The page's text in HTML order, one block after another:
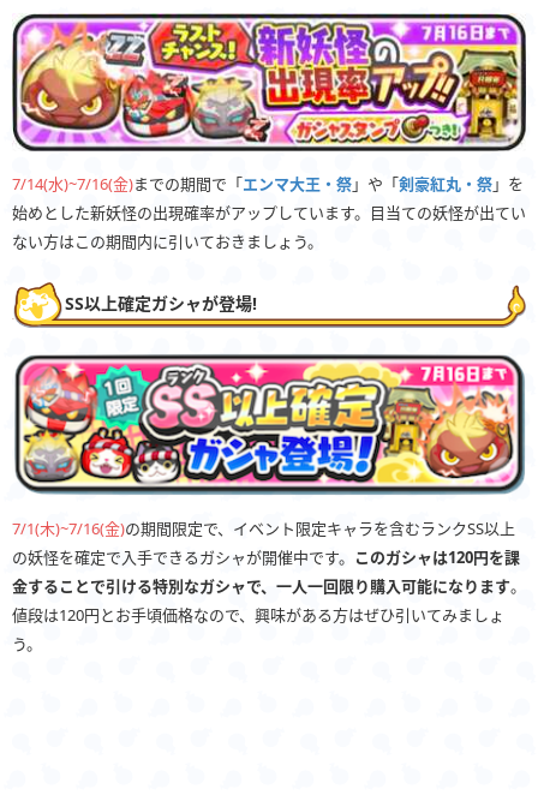
7/14(水)~7/16(金)までの期間で「エンマ大王・祭」や「剣豪紅丸・祭」を
始めとした新妖怪の出現確率がアップしています。目当ての妖怪が出てい
ない方はこの期間内に引いておきましょう。
SS以上確定ガシャが登場!
7/1(木)~7/16(金)の期間限定で、イベント限定キャラを含むランクSS以上
の妖怪を確定で入手できるガシャが開催中です。 このガシャは120円を課
金することで引ける特別なガシャで、一人一回限り購入可能になります。
値段は120円とお手頃価格なので、興味がある方はぜひ引いてみましょ
う。